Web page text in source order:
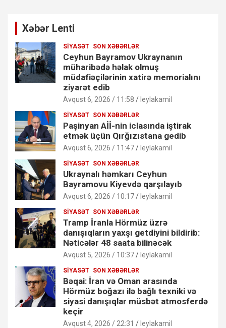
Xəbər Lenti
SIYASƏT SON XƏBƏRLƏR
Ceyhun Bayramov Ukraynanın
müharibədə həlak olmuş
müdafiəçilərinin xatirə memorialını
ziyarət edib
Avqust 6, 2026 / 11:58 leylakamil
SIYASƏT SON XƏBƏRLƏR
Paşinyan Aİİ-nin iclasında iştirak
etmək üçün Qırğızıstana gedib
Avqust 6, 2026 / 11:47 leylakamil
SIYASƏT SON XƏBƏRLƏR
Ukraynalı həmkarı Ceyhun
Bayramovu Kiyevdə qarşılayıb
Avqust 6, 2026 / 10:17 leylakamil
SIYASƏT SON XƏBƏRLƏR
Tramp İranla Hörmüz üzrə
danışıqların yaxşı getdiyini bildirib:
Nəticələr 48 saata bilinəcək
Avqust 5, 2026 / 10:37 leylakamil
SIYASƏT SON XƏBƏRLƏR
Bəqai: İran və Oman arasında
Hörmüz boğazı ilə bağlı texniki və
siyasi danışıqlar müsbət atmosferdə
keçir
Avqust 4, 2026 / 22:31 leylakamil